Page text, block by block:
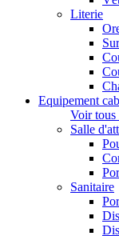
Literie
Equipement
Voir tous
Salle
Sanitaire